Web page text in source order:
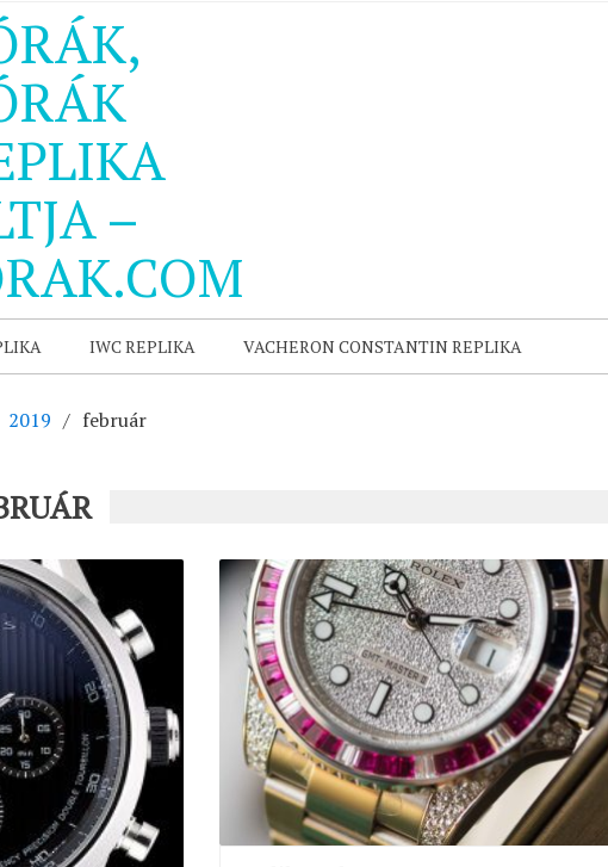
–
IWC REPLIKA VACHERON CONSTANTIN REPLIKA
2019 február